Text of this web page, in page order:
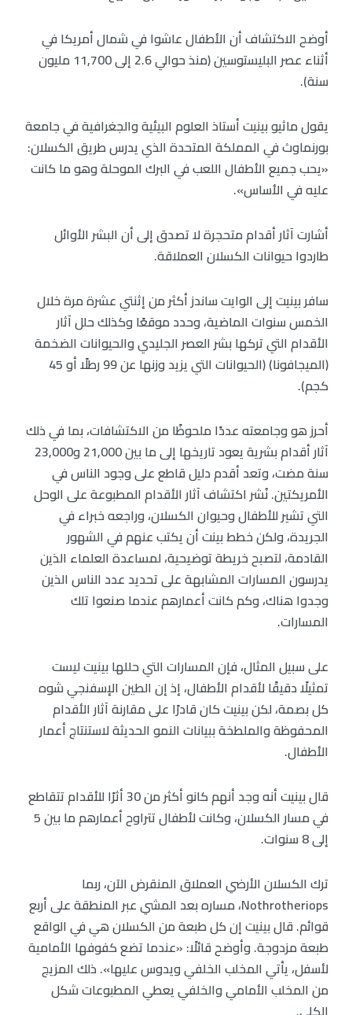
أوضح الاكتشاف أن الأطفال عاشوا في شمال أمريكا في
أثناء عصر البليستوسين (منذ حوالي 2.6 إلى 11,700 مليون
سنة).
يقول ماثيو بينيت أستاذ العلوم البيئية والجغرافية في جامعة
بورنماوث في المملكة المتحدة الذي يدرس طريق الكسلان:
«يحب جميع الأطفال اللعب في البرك الموحلة وهو ما كانت
عليه في الأساس».
أشارت آثار أقدام متحجرة لا تصدق إلى أن البشر الأوائل
طاردوا حيوانات الكسلان العملاقة.
سافر بينيت إلى الوايت ساندز أكثر من إثنتي عشرة مرة خلال
الخمس سنوات الماضية، وحدد موقعًا وكذلك حلل آثار
الأقدام التي تركها بشر العصر الجليدي والحيوانات الضخمة
(الميجافونا) (الحيوانات التي يزيد وزنها عن 99 رطلًا أو 45
كجم).
أحرز هو وجامعته عددًا ملحوظًا من الاكتشافات، بما في ذلك
آثار أقدام بشرية يعود تاريخها إلى ما بين 21,000 و23,000
سنة مضت، وتعد أقدم دليل قاطع على وجود الناس في
الأمريكتين. نُشر اكتشاف آثار الأقدام المطبوعة على الوحل
التي تشير للأطفال وحيوان الكسلان، وراجعه خبراء في
الجريدة، ولكن خطط بينت أن يكتب عنهم في الشهور
القادمة، لتصبح خريطة توضيحية، لمساعدة العلماء الذين
يدرسون المسارات المشابهة على تحديد عدد الناس الذين
وجدوا هناك، وكم كانت أعمارهم عندما صنعوا تلك
المسارات.
على سبيل المثال، فإن المسارات التي حللها بينيت ليست
تمثيلًا دقيقًا لأقدام الأطفال، إذ إن الطين الإسفنجي شوه
كل بصمة، لكن بينيت كان قادرًا على مقارنة آثار الأقدام
المحفوظة والملطخة ببيانات النمو الحديثة لاستنتاج أعمار
الأطفال.
قال بينيت أنه وجد أنهم كانو أكثر من 30 أثرًا للأقدام تتقاطع
في مسار الكسلان، وكانت لأطفال تتراوح أعمارهم ما بين 5
إلى 8 سنوات.
ترك الكسلان الأرضي العملاق المنقرض الآن، ربما
Nothrotheriops، مساره بعد المشي عبر المنطقة على أربع
قوائم. قال بينيت إن كل طبعة من الكسلان هي في الواقع
طبعة مزدوجة. وأوضح قائلًا: «عندما تضع كفوفها الأمامية
لأسفل، يأتي المخلب الخلفي ويدوس عليها». ذلك المزيج
من المخلب الأمامي والخلفي يعطي المطبوعات شكل